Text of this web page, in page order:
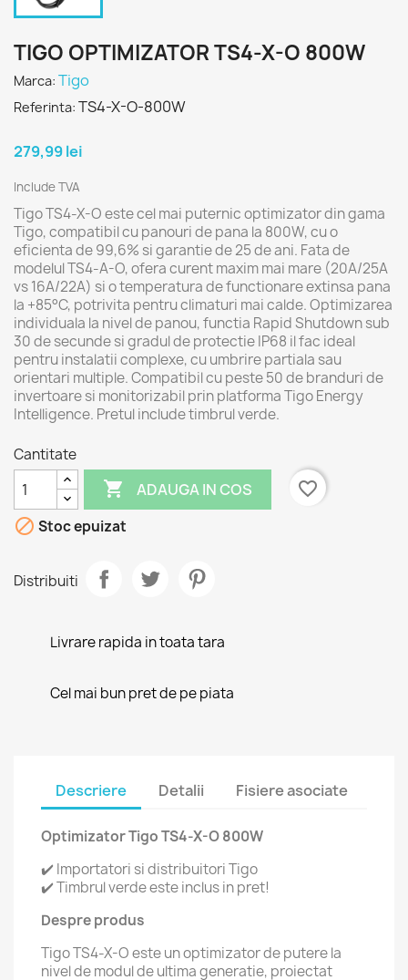
TIGO OPTIMIZATOR TS4-X-O 800W
Marca: Tigo
Referinta: TS4-X-O-800W
279,99 lei
Include TVA
Tigo TS4-X-O este cel mai puternic optimizator din gama
Tigo, compatibil cu panouri de pana la 800W, cu o
eficienta de 99,6% si garantie de 25 de ani. Fata de
modelul TS4-A-O, ofera curent maxim mai mare (20A/25A
vs 16A/22A) si o temperatura de functionare extinsa pana
la +85°C, potrivita pentru climaturi mai calde. Optimizarea
individuala la nivel de panou, functia Rapid Shutdown sub
30 de secunde si gradul de protectie IP68 il fac ideal
pentru instalatii complexe, cu umbrire partiala sau
orientari multiple. Compatibil cu peste 50 de branduri de
invertoare si monitorizabil prin platforma Tigo Energy
Intelligence. Pretul include timbrul verde.
Cantitate
 ADAUGA IN COS
favorite_border
 Stoc epuizat
Distribuiti
Livrare rapida in toata tara
Cel mai bun pret de pe piata
Descriere Detalii Fisiere asociate
Optimizator Tigo TS4-X-O 800W
✔️ Importatori si distribuitori Tigo
✔️ Timbrul verde este inclus in pret!
Despre produs
Tigo TS4-X-O este un optimizator de putere la
nivel de modul de ultima generatie, proiectat